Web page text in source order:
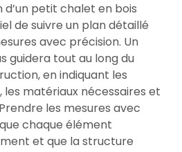
petit chalet en bois
de suivre un plan détaillé
avec précision. Un
guidera tout au long du
en indiquant les
les matériaux nécessaires et
les mesures avec
chaque élément
et que la structure